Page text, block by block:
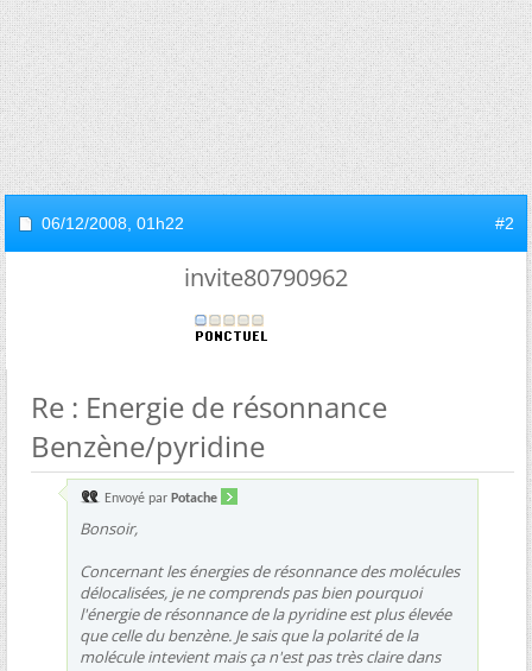
06/12/2008, 01h22 #2
invite80790962
Re : Energie de résonnance
Benzène/pyridine
Envoyé par Potache
Bonsoir,
Concernant les énergies de résonnance des molécules
délocalisées, je ne comprends pas bien pourquoi
l'énergie de résonnance de la pyridine est plus élevée
que celle du benzène. Je sais que la polarité de la
molécule intevient mais ça n'est pas très claire dans